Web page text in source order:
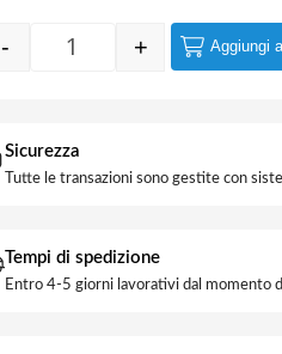
Lastrina Angolare 4 Fori
- + Aggiungi
Sicurezza
Tutte le transazioni sono gestite con
Tempi di spedizione
Entro 4-5 giorni lavorativi dal momento